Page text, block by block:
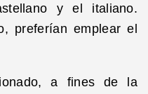
y el italiano.
preferían emplear el
a fines de la